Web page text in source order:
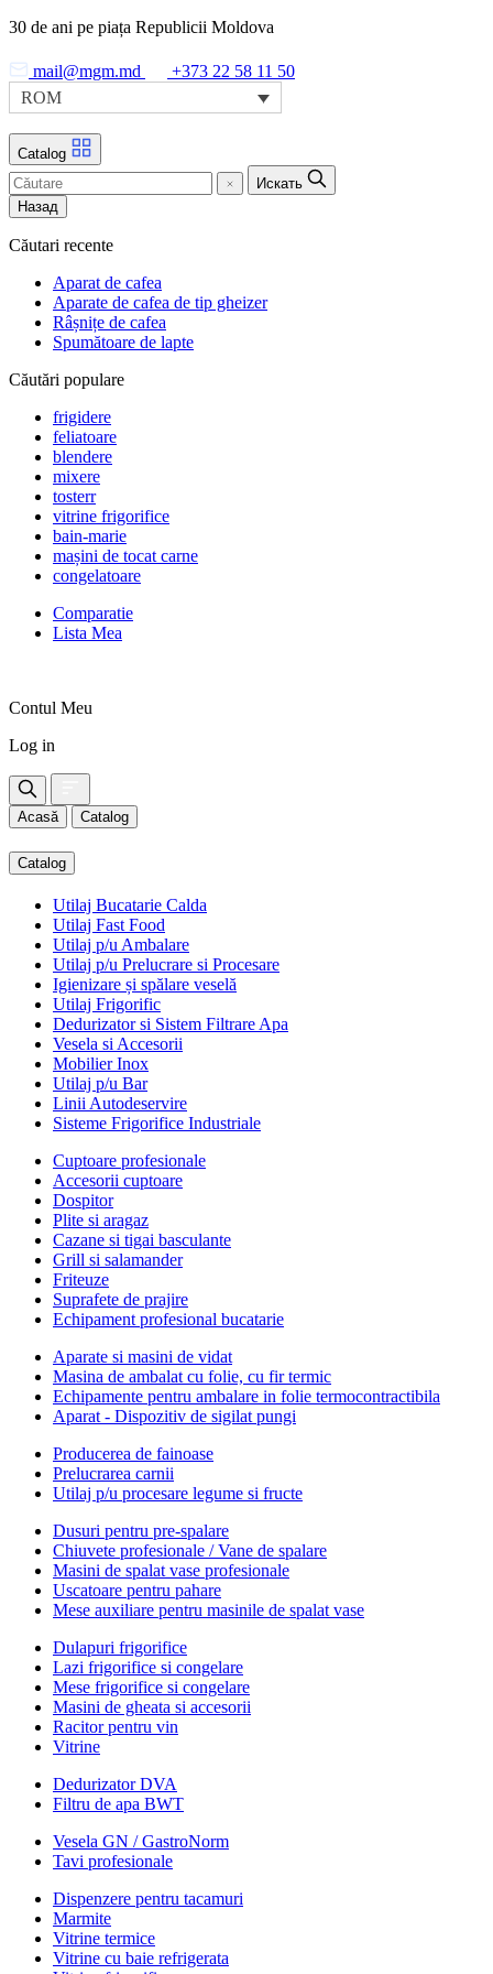
Skip
the
content
30 de ani pe piața Republicii Moldova
mail@mgm.md
+373 22 58 11 50
ROM
Catalog
Искать
Назад
Căutari recente
Aparat de cafea
Aparate de cafea de tip gheizer
Râșnițe de cafea
Spumătoare de lapte
Căutări populare
frigidere
feliatoare
blendere
mixere
tosterr
vitrine frigorifice
bain-marie
mașini de tocat carne
congelatoare
Comparatie
Lista Mea
Contul Meu
Log in
Acasă Catalog
Catalog
Utilaj Bucatarie Calda
Utilaj Fast Food
Utilaj p/u Ambalare
Utilaj p/u Prelucrare si Procesare
Igienizare și spălare veselă
Utilaj Frigorific
Dedurizator si Sistem Filtrare Apa
Vesela si Accesorii
Mobilier Inox
Utilaj p/u Bar
Linii Autodeservire
Sisteme Frigorifice Industriale
Cuptoare profesionale
Accesorii cuptoare
Dospitor
Plite si aragaz
Cazane si tigai basculante
Grill si salamander
Friteuze
Suprafete de prajire
Echipament profesional bucatarie
Aparate si masini de vidat
Masina de ambalat cu folie, cu fir termic
Echipamente pentru ambalare in folie termocontractibila
Aparat - Dispozitiv de sigilat pungi
Producerea de fainoase
Prelucrarea carnii
Utilaj p/u procesare legume si fructe
Dusuri pentru pre-spalare
Chiuvete profesionale / Vane de spalare
Masini de spalat vase profesionale
Uscatoare pentru pahare
Mese auxiliare pentru masinile de spalat vase
Dulapuri frigorifice
Lazi frigorifice si congelare
Mese frigorifice si congelare
Masini de gheata si accesorii
Racitor pentru vin
Vitrine
Dedurizator DVA
Filtru de apa BWT
Vesela GN / GastroNorm
Tavi profesionale
Dispenzere pentru tacamuri
Marmite
Vitrine termice
Vitrine cu baie refrigerata